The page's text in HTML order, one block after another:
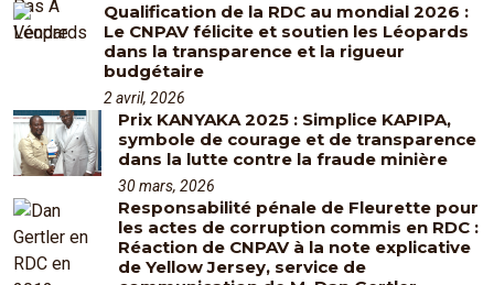
Qualification de la RDC au mondial 2026 :
Le CNPAV félicite et soutien les Léopards
dans la transparence et la rigueur
budgétaire
2 avril, 2026
Prix KANYAKA 2025 : Simplice KAPIPA,
symbole de courage et de transparence
dans la lutte contre la fraude minière
30 mars, 2026
Responsabilité pénale de Fleurette pour
les actes de corruption commis en RDC :
Réaction de CNPAV à la note explicative
de Yellow Jersey, service de